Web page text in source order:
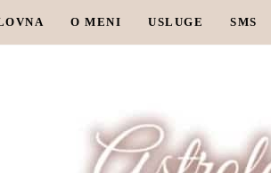
O MENI USLUGE SMS